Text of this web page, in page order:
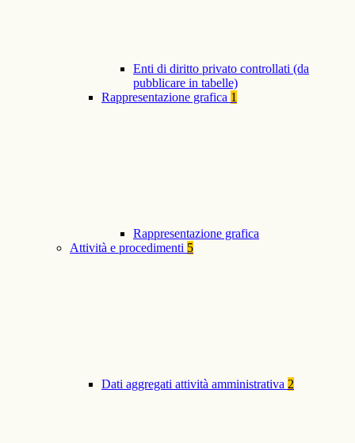
Enti di diritto privato controllati (da
pubblicare in tabelle)
Rappresentazione grafica 1
Rappresentazione grafica
Attività e procedimenti 5
Dati aggregati attività amministrativa 2